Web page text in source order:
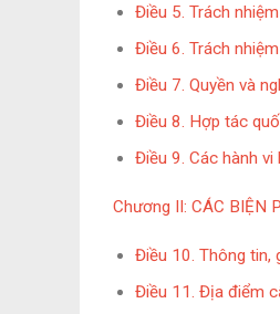
Điều 5. Trách
Điều 6. Trách
Điều 7. Quyền và
Điều 8. Hợp tác
Điều 9. Các hành vi
Chương II: CÁC BIỆN
Điều 10. Thông tin,
Điều 11. Địa điểm